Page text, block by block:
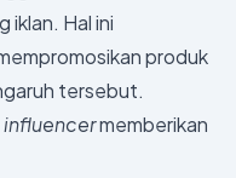
iklan. Hal ini
produk
tersebut.
influencermemberikan